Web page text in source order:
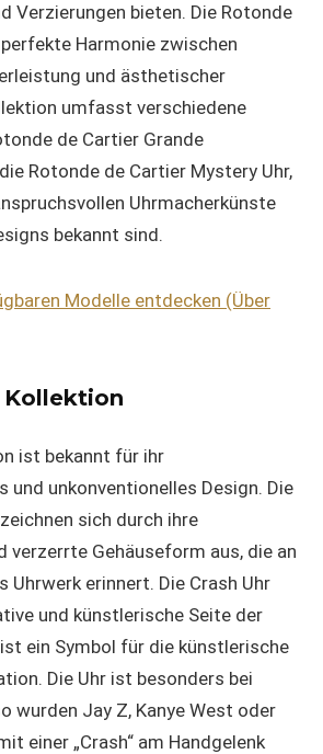
Verzierungen bieten. Die Rotonde
Harmonie zwischen
und ästhetischer
umfasst verschiedene
de Cartier Grande
Rotonde de Cartier Mystery Uhr,
Uhrmacherkünste
bekannt sind.
Modelle entdecken (Über
Kollektion
ist bekannt für ihr
und unkonventionelles Design. Die
sich durch ihre
verzerrte Gehäuseform aus, die an
Uhrwerk erinnert. Die Crash Uhr
und künstlerische Seite der
ein Symbol für die künstlerische
Die Uhr ist besonders bei
wurden Jay Z, Kanye West oder
einer „Crash“ am Handgelenk